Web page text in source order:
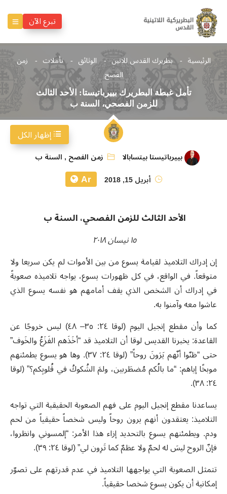
تبرع الآن
الرئيسية بطريرك القدس للاتين الوثائق تأملات
زمن
الفصح
تأمل غبطة البطريرك بييرباتيستا: الأحد الثالث
للزمن الفصحي، السنة ب
بييرباتيستا بيتسابالا زمن الفصح , السنة ب
أبريل 15, 2018
Ar
الأحد الثالث للزمن الفصحي، السنة ب
١٥ نيسان ٢٠١٨
إن إدراك التلاميذ لقيامة يسوع من بين الأموات لم يكن سريعا ولا
متوقعاً. في الواقع، في كل ظهورات يسوع، يواجه تلاميذه صعوبةً
في إدراك أن الشخص الذي يقف أمامهم هو نفسه يسوع الذي
عاشوا معه وآمنوا به.
كما وأن مقطع إنجيل اليوم (لوقا ٢٤: ٣٥– ٤٨) ليس خروجًا عن
القاعدة: يخبرنا القديس لوقا أن التلاميذ قد “أخَذَهم الفَزَعُ والخَوف”
حتى “ظنّوا أنّهم يَرَونَ روحاً” (لوقا ٢٤: ٣٧). وها هو يسوع يطمئنهم
موبخًا إياهم: “ما بالُكم مُضطَربين، ولمَ الشُكوكُ في قُلوبِكم؟” (لوقا
٢٤: ٣٨).
يساعدنا مقطع إنجيل اليوم على فهم الصعوبة الحقيقية التي تواجه
التلاميذ: يعتقدون أنهم يرون روحاً وليس شخصاً حقيقياً من لحم
ودم. ويطمئنهم يسوع بالتحديد إزاء هذا الأمر: “إلمسوني وانظروا،
فإنّ الروح ليسَ له لحمٌ ولا عظمٌ كما تَرِون لي” (لوقا ٢٤: ٣٩).
تتمثل الصعوبة التي يواجهها التلاميذ في عدم قدرتهم على تصوّر
إمكانية أن يكون يسوع شخصا حقيقياً.
إظهار الكل